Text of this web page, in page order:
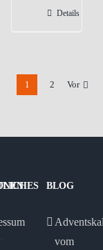
Details
1 2 Vor
BLOG
vom